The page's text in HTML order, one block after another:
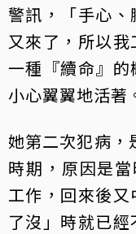
警訊，「手心
又來了，所以
一種『續命』
小心翼翼地活著
她第二次犯病，
時期，原因是
工作，回來後
了沒」時就已